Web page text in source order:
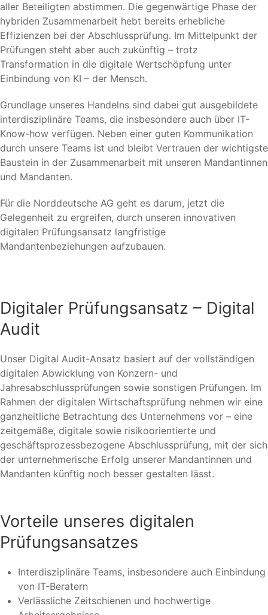
aller Beteiligten abstimmen. Die gegenwärtige Phase der
hybriden Zusammenarbeit hebt bereits erhebliche
Effizienzen bei der Abschlussprüfung. Im Mittelpunkt der
Prüfungen steht aber auch zukünftig – trotz
Transformation in die digitale Wertschöpfung unter
Einbindung von KI – der Mensch.
Grundlage unseres Handelns sind dabei gut ausgebildete
interdisziplinäre Teams, die insbesondere auch über IT-
Know-how verfügen. Neben einer guten Kommunikation
durch unsere Teams ist und bleibt Vertrauen der wichtigste
Baustein in der Zusammenarbeit mit unseren Mandantinnen
und Mandanten.
Für die Norddeutsche AG geht es darum, jetzt die
Gelegenheit zu ergreifen, durch unseren innovativen
digitalen Prüfungsansatz langfristige
Mandantenbeziehungen aufzubauen.
Digitaler Prüfungsansatz – Digital
Audit
Unser Digital Audit-Ansatz basiert auf der vollständigen
digitalen Abwicklung von Konzern- und
Jahresabschlussprüfungen sowie sonstigen Prüfungen. Im
Rahmen der digitalen Wirtschaftsprüfung nehmen wir eine
ganzheitliche Betrachtung des Unternehmens vor – eine
zeitgemäße, digitale sowie risikoorientierte und
geschäftsprozessbezogene Abschlussprüfung, mit der sich
der unternehmerische Erfolg unserer Mandantinnen und
Mandanten künftig noch besser gestalten lässt.
Vorteile unseres digitalen
Prüfungsansatzes
Interdisziplinäre Teams, insbesondere auch Einbindung
von IT-Beratern
Verlässliche Zeitschienen und hochwertige